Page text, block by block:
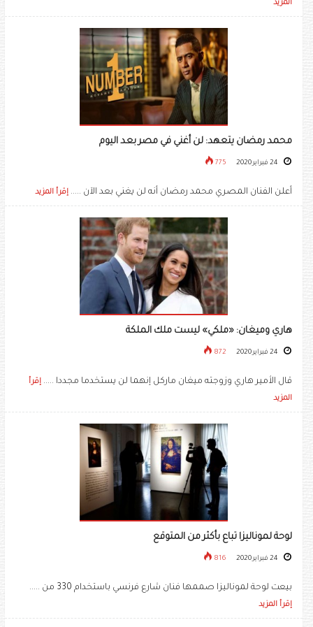
المزيد
محمد رمضان يتعهد: لن أغني في مصر بعد اليوم
775
أعلن الفنان المصري محمد رمضان أنه لن يغني بعد الآن ..... إقرأ المزيد
هاري وميغان: «ملكي» ليست ملك الملكة
872
قال الأمير هاري وزوجته ميغان ماركل إنهما لن يستخدما مجددا ..... إقرأ
المزيد
لوحة لموناليزا تباع بأكثر من المتوقع
816
بيعت لوحة لموناليزا صممها فنان شارع فرنسي باستخدام 330 من .....
إقرأ المزيد